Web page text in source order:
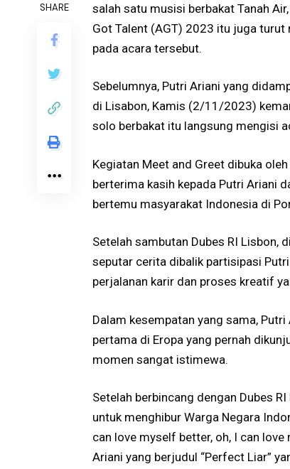
SHARE
salah satu musisi berbakat Tanah
Got Talent (AGT) 2023 itu juga turut
pada acara tersebut.
Sebelumnya, Putri Ariani yang
di Lisabon, Kamis (2/11/2023)
solo berbakat itu langsung mengisi
Kegiatan Meet and Greet dibuka
berterima kasih kepada Putri Ariani
bertemu masyarakat Indonesia di
Setelah sambutan Dubes RI Lisbon,
seputar cerita dibalik partisipasi
perjalanan karir dan proses kreatif
Dalam kesempatan yang sama,
pertama di Eropa yang pernah
momen sangat istimewa.
Setelah berbincang dengan Dubes
untuk menghibur Warga Negara
can love myself better, oh, I can
Ariani yang berjudul “Perfect Liar”